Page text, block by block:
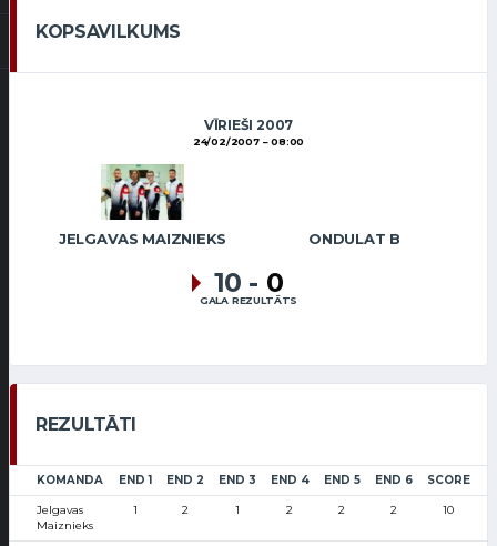
KOPSAVILKUMS
VĪRIEŠI 2007
24/02/2007 08:00
JELGAVAS MAIZNIEKS ONDULAT B
10 - 0
GALA REZULTĀTS
REZULTĀTI
KOMANDA END 1 END 2 END 3 END 4 END 5 END 6 SCORE
Jelgavas
Maiznieks
1 2 1 2 2 2 10